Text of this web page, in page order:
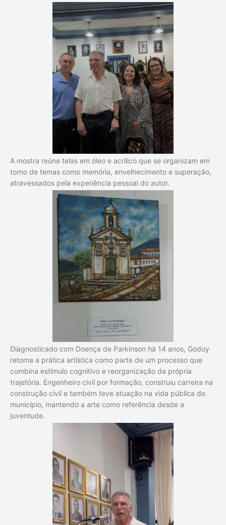
A mostra reúne telas em óleo e acrílico que se organizam em
torno de temas como memória, envelhecimento e superação,
atravessados pela experiência pessoal do autor.
Diagnosticado com Doença de Parkinson há 14 anos, Godoy
retoma a prática artística como parte de um processo que
combina estímulo cognitivo e reorganização da própria
trajetória. Engenheiro civil por formação, construiu carreira na
construção civil e também teve atuação na vida pública do
município, mantendo a arte como referência desde a
juventude.